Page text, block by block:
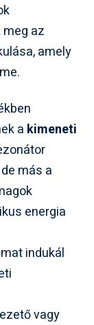
az
amely
a kimeneti
más a
energia
indukál
vagy